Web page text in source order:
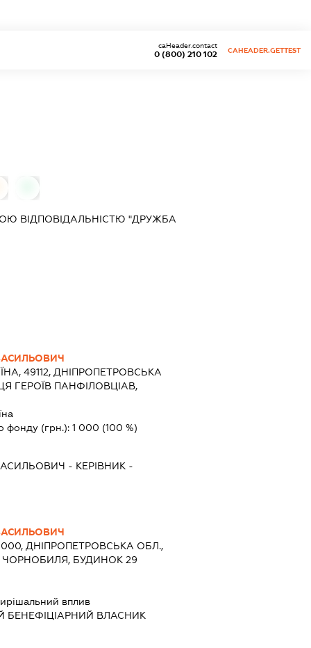
0 (800) 210 102
caHeader.contact
CAHEADER.GETTEST
ВІДПОВІДАЛЬНІСТЮ "ДРУЖБА
49112, ДНІПРОПЕТРОВСЬКА
ГЕРОЇВ ПАНФІЛОВЦІАВ,
фонду (грн.): 1 000 (100 %)
- КЕРІВНИК -
ДНІПРОПЕТРОВСЬКА ОБЛ.,
ЧОРНОБИЛЯ, БУДИНОК 29
вплив
БЕНЕФІЦІАРНИЙ ВЛАСНИК